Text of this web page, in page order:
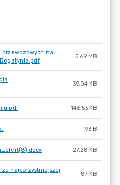
przewozowych na
5.69 MB
39.04 KB
146.53 KB
93 B
27.28 KB
najkorzystniejszej
87 KB